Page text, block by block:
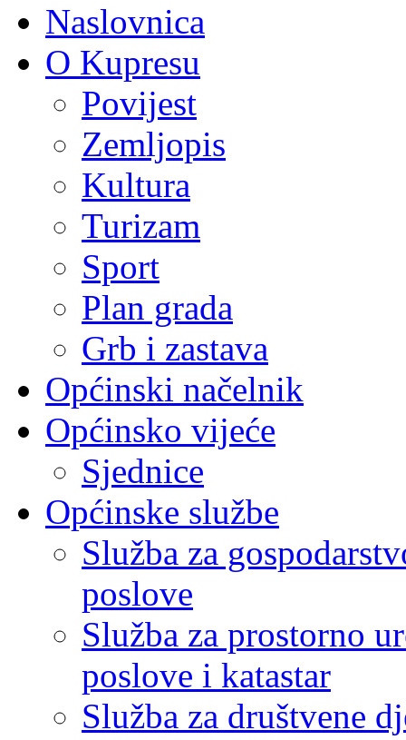
Naslovnica
O Kupresu
Povijest
Zemljopis
Kultura
Turizam
Sport
Plan grada
Grb i zastava
Općinski načelnik
Općinsko vijeće
Sjednice
Općinske službe
Služba za
poslove
Služba za prostorno
poslove i katastar
Služba za društvene